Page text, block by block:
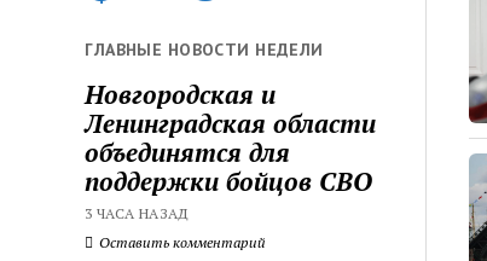
ГЛАВНЫЕ НОВОСТИ НЕДЕЛИ
Новгородская и
Ленинградская области
объединятся для
поддержки бойцов СВО
3 ЧАСА НАЗАД
Оставить комментарий